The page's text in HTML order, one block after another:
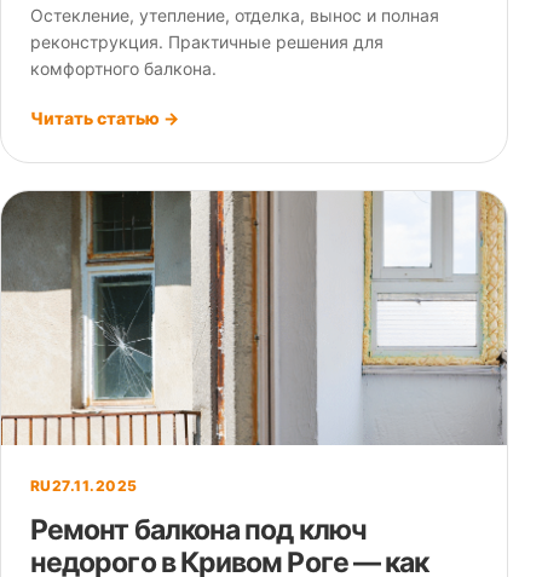
Остекление, утепление, отделка, вынос и полная
реконструкция. Практичные решения для
комфортного балкона.
Читать статью →
RU27.11.2025
Ремонт балкона под ключ
недорого в Кривом Роге — как